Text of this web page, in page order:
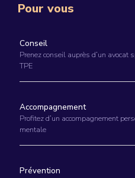
Pour vous
Conseil
Prenez conseil auprès d’un
TPE
Accompagnement
Profitez d’un accompagnement
mentale
Prévention